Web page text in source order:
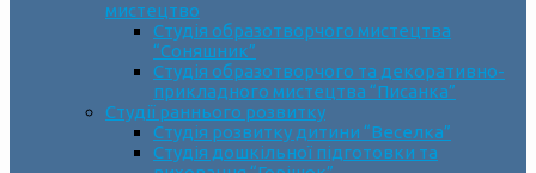
мистецтво
Cтудія образотворчого мистецтва
“Соняшник”
Студія образотворчого та декоративно-
прикладного мистецтва “Писанка”
Студії раннього розвитку
Студія розвитку дитини “Веселка”
Студія дошкільної підготовки та